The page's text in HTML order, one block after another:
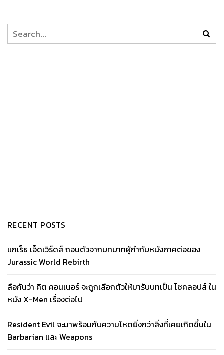
RECENT POSTS
แกเร็ธ เอ็ดเวิร์ดส์ ถอนตัวจากบทบาทผู้กำกับหนังภาคต่อของ
Jurassic World Rebirth
ลือกันว่า คิต คอนเนอร์ จะถูกเลือกตัวให้มารับบทเป็น ไซคลอปส์ ใน
หนัง X-Men เรื่องต่อไป
Resident Evil จะมาพร้อมกับความโหดยิ่งกว่าสิ่งที่เคยเกิดขึ้นใน
Barbarian และ Weapons